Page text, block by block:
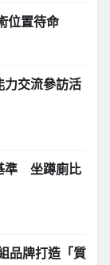
位置待命
力交流參訪活
準 坐蹲廁比
品牌打造「質